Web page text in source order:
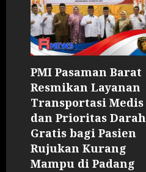
PMI Pasaman Barat
Resmikan Layanan
Transportasi Medis
dan Prioritas Darah
Gratis bagi Pasien
Rujukan Kurang
Mampu di Padang